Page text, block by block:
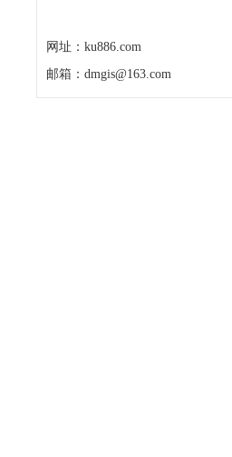
网址：ku886.com
邮箱：dmgis@163.com